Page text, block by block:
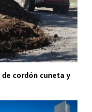
cordón cuneta y